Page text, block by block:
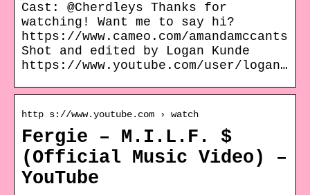
Cast: @Cherdleys Thanks for
watching! Want me to say hi?
https://www.cameo.com/amandamccants
Shot and edited by Logan Kunde
https://www.youtube.com/user/logan…
http s://www.youtube.com › watch
Fergie – M.I.L.F. $
(Official Music Video) –
YouTube